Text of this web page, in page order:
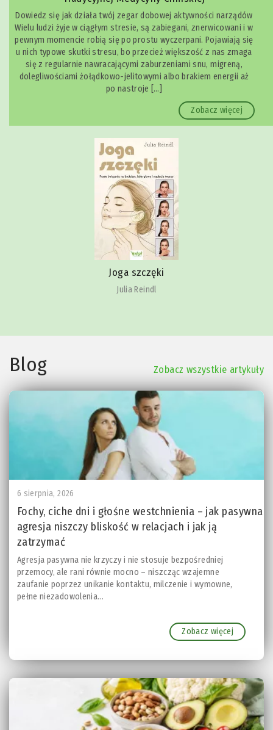
Dowiedz się jak działa twój zegar dobowej aktywności narządów
Wielu ludzi żyje w ciągłym stresie, są zabiegani, znerwicowani i w
pewnym momencie robią się po prostu wyczerpani. Pojawiają się
u nich typowe skutki stresu, bo przecież większość z nas zmaga
się z regularnie nawracającymi zaburzeniami snu, migreną,
dolegliwościami żołądkowo-jelitowymi albo brakiem energii aż
po nastroje […]
Zobacz więcej
Joga szczęki
Julia Reindl
Blog Zobacz wszystkie artykuły
6 sierpnia, 2026
Fochy, ciche dni i głośne westchnienia – jak pasywna
agresja niszczy bliskość w relacjach i jak ją
zatrzymać
Agresja pasywna nie krzyczy i nie stosuje bezpośredniej
przemocy, ale rani równie mocno – niszcząc wzajemne
zaufanie poprzez unikanie kontaktu, milczenie i wymowne,
pełne niezadowolenia...
Zobacz więcej